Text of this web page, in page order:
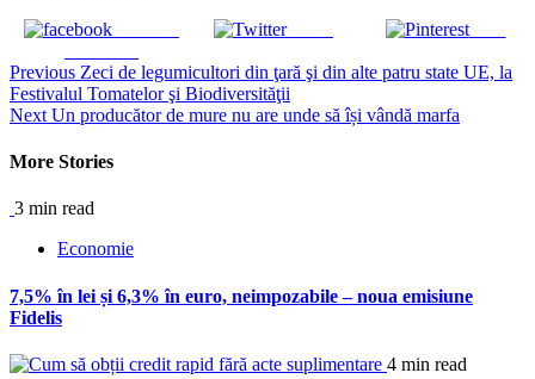
Tweet Save
Continue
Reading
Previous Zeci de legumicultori din ţară şi din alte patru state UE, la
Festivalul Tomatelor şi Biodiversităţii
Next Un producător de mure nu are unde să își vândă marfa
More Stories
3 min read
Economie
7,5% în lei și 6,3% în euro, neimpozabile – noua emisiune
Fidelis
4 min read